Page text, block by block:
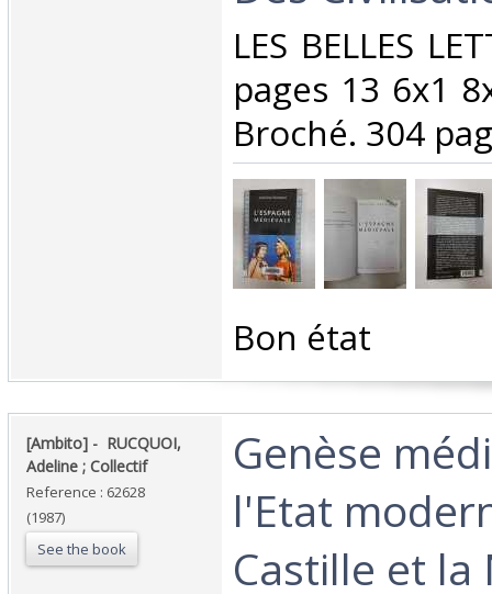
‎LES BELLES
pages 13 6x1
Broché. 304
‎Bon état‎
‎[Ambito] - ‎ ‎RUCQUOI,
Adeline ; Collectif‎
Reference : 62628
(1987)
See the book
‎Genèse
l'Etat
Castille et la